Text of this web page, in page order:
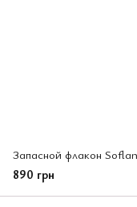
890 грн